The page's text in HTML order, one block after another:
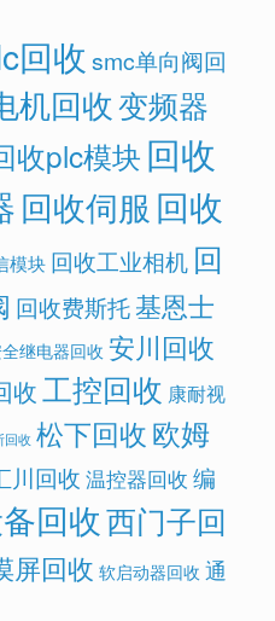
回收 smc单向阀回
机回收变频器
收plc模块 回收
回收伺服 回收
模块 回收工业相机 回
回收费斯托基恩士
继电器回收 安川回收
收工控回收 康耐视
回收 松下回收欧姆
川回收 温控器回收 编
回收西门子回
屏回收 软启动器回收 通